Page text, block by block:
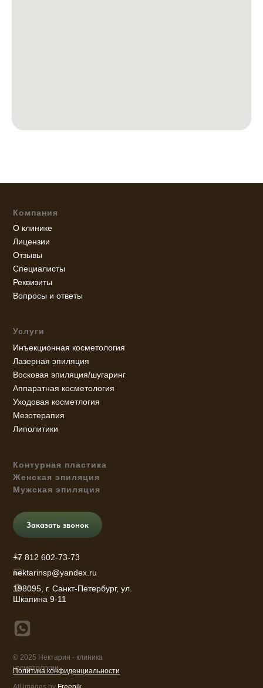
Компания
О клинике
Лицензии
Отзывы
Специалисты
Реквизиты
Вопросы и ответы
Контурная пластика
Женская эпиляция
Мужская эпиляция
Услуги
198095, г. Санкт-Петербург, ул.
Шкапина 9-11
nektarinsp@yandex.ru
+7 812 602-73-73
Инъекционная косметология
Лазерная эпиляция
Восковая эпиляция/шугаринг
Аппаратная косметология
Уходовая косметлогия
Мезотерапия
Липолитики
© 2025 Нектарин - клиника
косметологии
Политика конфиденциальности
Заказать звонок